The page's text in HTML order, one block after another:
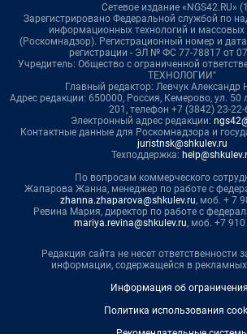
Сетевое издание «NGS42.RU»
Зарегистрировано Федеральной службой по
информационных технологий и
(Роскомнадзор). Регистрационный номер и
регистрации - ЭЛ № ФС 77-78817 от
Учредитель: Общество с ограниченной
ТЕХНОЛОГИИ"
Главный редактор: Левчук Александр
Адрес редакции: 650000, Россия, Кемерово, ул. 50
201, телефон +7 (3842) 23-22-
Электронный адрес редакции:
Контактные данные для Роскомнадзора и
juristnsk@shkulev.ru
Техподдержка:
По вопросам коммерческого
Жапарова Жанна, менеджер по работе с
zhanna.zhaparova@shkulev.ru, моб. + 7
Ревина Мария, директор по работе с
mariya.revina@shkulev.ru, моб. +7
Редакция сайта не несет ответственности
информации, содержащейся в
Информация об
Политика использования